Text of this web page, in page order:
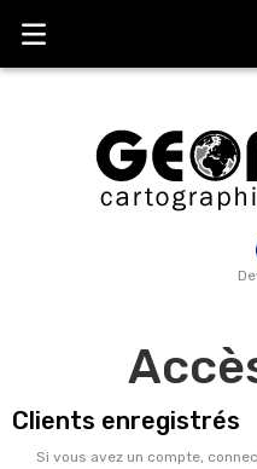
Clients enregistrés
Si vous avez un compte,